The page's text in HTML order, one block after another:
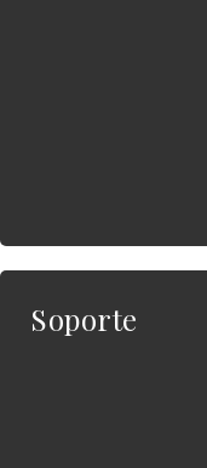
Soporte